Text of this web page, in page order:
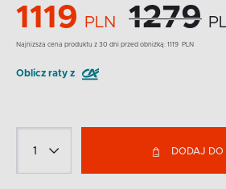
1119 PLN 1279
Najnizsza cena produktu z 30 dni przed obniżką: 1119 PLN
Oblicz raty z
DODAJ DO